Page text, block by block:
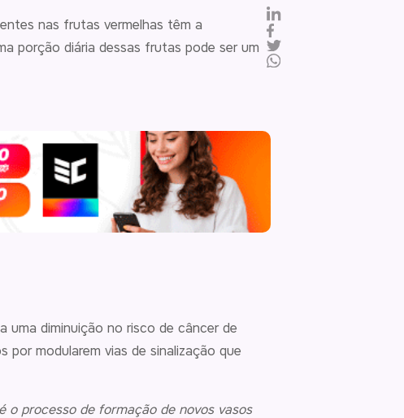
nas frutas vermelhas têm a
porção diária dessas frutas pode ser um
uma diminuição no risco de câncer de
por modularem vias de sinalização que
o processo de formação de novos vasos